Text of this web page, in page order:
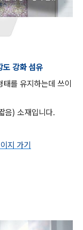
강화 섬유
를 유지하는데 쓰이
) 소재입니다.
지 가기